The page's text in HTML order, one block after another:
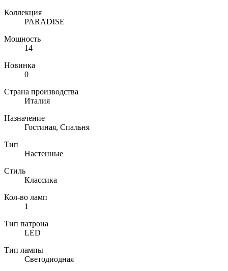
Коллекция
PARADISE
Мощность
14
Новинка
0
Страна производства
Италия
Назначение
Гостиная, Спальня
Тип
Настенные
Стиль
Классика
Кол-во ламп
1
Тип патрона
LED
Тип лампы
Светодиодная